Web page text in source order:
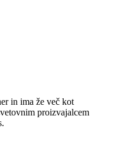
in ima že več kot
proizvajalcem